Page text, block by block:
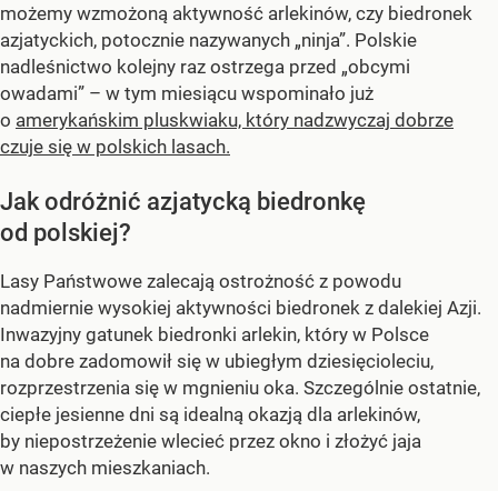
możemy wzmożoną aktywność arlekinów, czy biedronek
azjatyckich, potocznie nazywanych „ninja”. Polskie
nadleśnictwo kolejny raz ostrzega przed „obcymi
owadami” – w tym miesiącu wspominało już
o amerykańskim pluskwiaku, który nadzwyczaj dobrze
czuje się w polskich lasach.
Jak odróżnić azjatycką biedronkę
od polskiej?
Lasy Państwowe zalecają ostrożność z powodu
nadmiernie wysokiej aktywności biedronek z dalekiej Azji.
Inwazyjny gatunek biedronki arlekin, który w Polsce
na dobre zadomowił się w ubiegłym dziesięcioleciu,
rozprzestrzenia się w mgnieniu oka. Szczególnie ostatnie,
ciepłe jesienne dni są idealną okazją dla arlekinów,
by niepostrzeżenie wlecieć przez okno i złożyć jaja
w naszych mieszkaniach.